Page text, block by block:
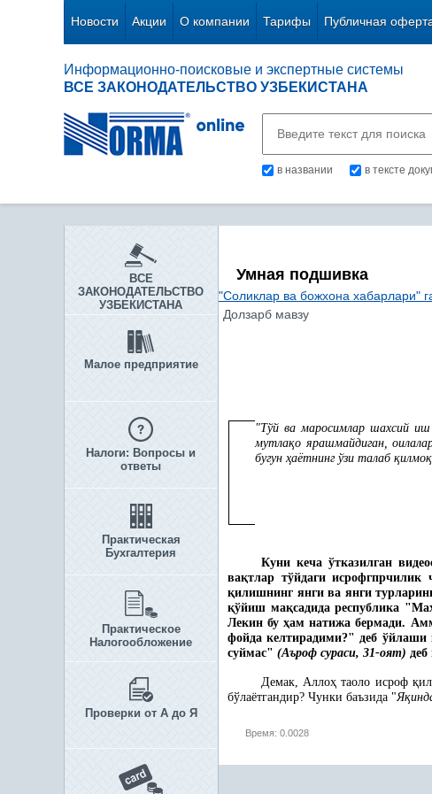
Новости Акции О компании Тарифы Публичная
Информационно-поисковые и экспертные системы
ВСЕ ЗАКОНОДАТЕЛЬСТВО УЗБЕКИСТАНА
в названии в тексте
ВСЕ
ЗАКОНОДАТЕЛЬСТВО
УЗБЕКИСТАНА
Малое предприятие
Налоги: Вопросы и
ответы
Практическая
Бухгалтерия
Практическое
Налогообложение
Проверки от А до Я
Умная подшивка
"Соликлар ва божхона хабарлари"
Долзарб мавзу
"Тўй ва маросимлар шахсий
мутлақо ярашмайдиган,
бугун ҳаётнинг ўзи талаб қилмоқ
Куни кеча ўтказилган
вақтлар тўйдаги исрофгпрчилик
қилишнинг янги ва янги
қўйиш мақсадида республика "Ма
Лекин буҳам натижа бермади.
фойда келтирадими?" деб ўйлаши
суймас" (Аъроф сураси, 31-оят)
Демак, Аллоҳ таоло исроф қ
бўлаётгандир? Чунки баъзида "Яқ
Время: 0.0028